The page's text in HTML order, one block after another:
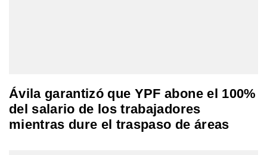
Ávila garantizó que YPF abone el 100%
del salario de los trabajadores
mientras dure el traspaso de áreas